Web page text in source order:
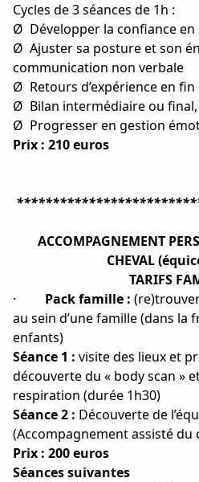
Cycles de 3 séances de 1h :
Ø Développer la confiance en
Ø Ajuster sa posture et son
communication non verbale
Ø Retours d’expérience en
Ø Bilan intermédiaire ou
Ø Progresser en gestion
Prix : 210 euros
ACCOMPAGNEMENT
CHEVAL
TARIFS
· Pack famille :
au sein d’une famille (dans
enfants)
Séance 1 : visite des lieux et
découverte du « body scan »
respiration (durée 1h30)
Séance 2 : Découverte de
(Accompagnement assisté du
Prix : 200 euros
Séances suivantes